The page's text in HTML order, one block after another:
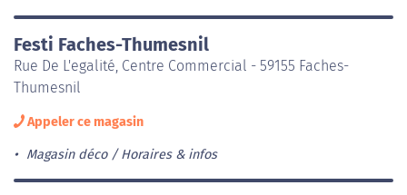
Festi Faches-Thumesnil
Rue De L'egalité, Centre Commercial - 59155 Faches-
Thumesnil
Appeler ce magasin
Magasin déco Horaires & infos